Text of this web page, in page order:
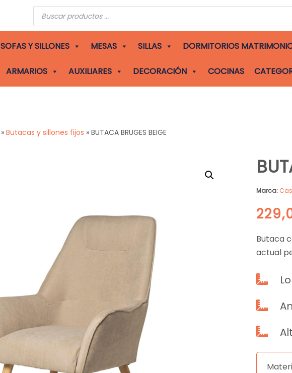
Búsqueda
de
productos
SOFAS Y SILLONES MESAS SILLAS DORMITORIOS
ARMARIOS AUXILIARES DECORACIÓN COCINAS
»Butacas y sillones fijos »BUTACA BRUGES BEIGE
Marca:
Butaca
actual


